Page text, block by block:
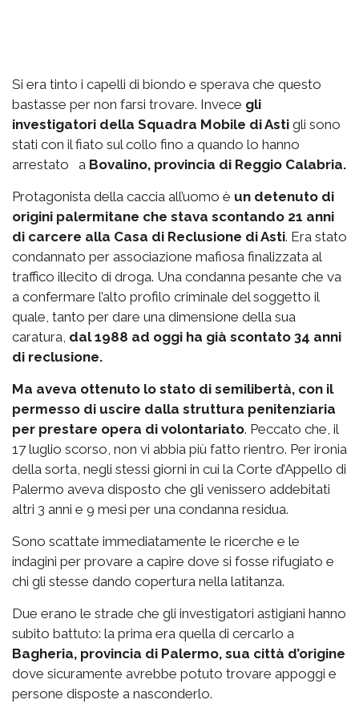
Si era tinto i capelli di biondo e sperava che questo
bastasse per non farsi trovare. Invece gli
investigatori della Squadra Mobile di Asti gli sono
stati con il fiato sul collo fino a quando lo hanno
arrestato a Bovalino, provincia di Reggio Calabria.
Protagonista della caccia all’uomo è un detenuto di
origini palermitane che stava scontando 21 anni
di carcere alla Casa di Reclusione di Asti. Era stato
condannato per associazione mafiosa finalizzata al
traffico illecito di droga. Una condanna pesante che va
a confermare l’alto profilo criminale del soggetto il
quale, tanto per dare una dimensione della sua
caratura, dal 1988 ad oggi ha già scontato 34 anni
di reclusione.
Ma aveva ottenuto lo stato di semilibertà, con il
permesso di uscire dalla struttura penitenziaria
per prestare opera di volontariato. Peccato che, il
17 luglio scorso, non vi abbia più fatto rientro. Per ironia
della sorta, negli stessi giorni in cui la Corte d’Appello di
Palermo aveva disposto che gli venissero addebitati
altri 3 anni e 9 mesi per una condanna residua.
Sono scattate immediatamente le ricerche e le
indagini per provare a capire dove si fosse rifugiato e
chi gli stesse dando copertura nella latitanza.
Due erano le strade che gli investigatori astigiani hanno
subito battuto: la prima era quella di cercarlo a
Bagheria, provincia di Palermo, sua città d’origine
dove sicuramente avrebbe potuto trovare appoggi e
persone disposte a nasconderlo.